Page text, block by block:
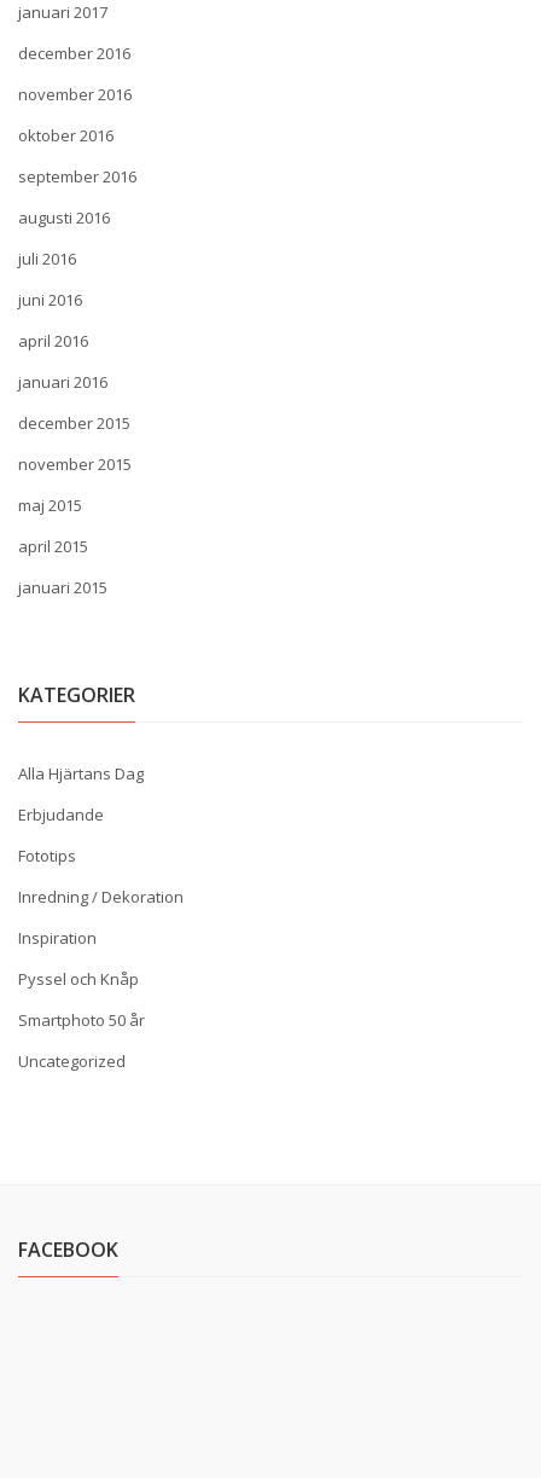
januari 2017
december 2016
november 2016
oktober 2016
september 2016
augusti 2016
juli 2016
juni 2016
april 2016
januari 2016
december 2015
november 2015
maj 2015
april 2015
januari 2015
KATEGORIER
Alla Hjärtans Dag
Erbjudande
Fototips
Inredning / Dekoration
Inspiration
Pyssel och Knåp
Smartphoto 50 år
Uncategorized
FACEBOOK